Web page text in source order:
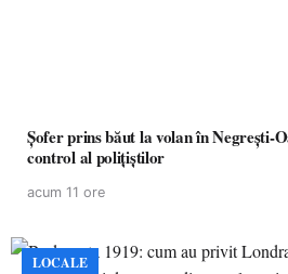
Șofer prins băut la volan în Negrești-
control al polițiștilor
acum 11 ore
LOCALE